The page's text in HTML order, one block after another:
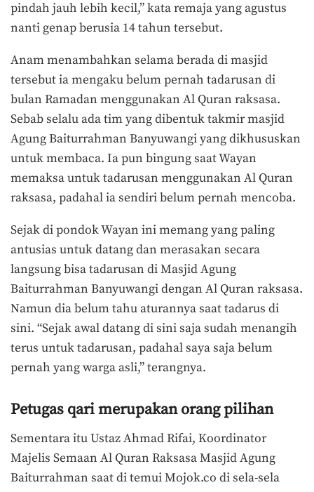
pindah jauh lebih kecil,” kata remaja yang agustus
nanti genap berusia 14 tahun tersebut.
Anam menambahkan selama berada di masjid
tersebut ia mengaku belum pernah tadarusan di
bulan Ramadan menggunakan Al Quran raksasa.
Sebab selalu ada tim yang dibentuk takmir masjid
Agung Baiturrahman Banyuwangi yang dikhususkan
untuk membaca. Ia pun bingung saat Wayan
memaksa untuk tadarusan menggunakan Al Quran
raksasa, padahal ia sendiri belum pernah mencoba.
Sejak di pondok Wayan ini memang yang paling
antusias untuk datang dan merasakan secara
langsung bisa tadarusan di Masjid Agung
Baiturrahman Banyuwangi dengan Al Quran raksasa.
Namun dia belum tahu aturannya saat tadarus di
sini. “Sejak awal datang di sini saja sudah menangih
terus untuk tadarusan, padahal saya saja belum
pernah yang warga asli,” terangnya.
Petugas qari merupakan orang pilihan
Sementara itu Ustaz Ahmad Rifai, Koordinator
Majelis Semaan Al Quran Raksasa Masjid Agung
Baiturrahman saat di temui Mojok.co di sela-sela